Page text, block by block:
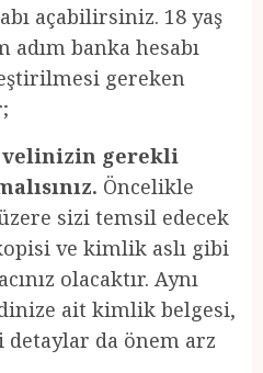
açabilirsiniz. 18 yaş
adım banka hesabı
gereken
velinizin gerekli
Öncelikle
sizi temsil edecek
ve kimlik aslı gibi
olacaktır. Aynı
ait kimlik belgesi,
da önem arz